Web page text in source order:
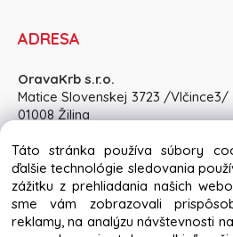
ADRESA
OravaKrb s.r.o.
Matice Slovenskej 3723 /Vlčince3/
01008 Žilina
Pon-Pia: 8:30 - 15:00, So: po
Copyright © 2024
Táto stránka používa súbory
ďalšie technológie sledovania
zážitku z prehliadania našich
sme vám zobrazovali
reklamy, na analýzu návštevnosti